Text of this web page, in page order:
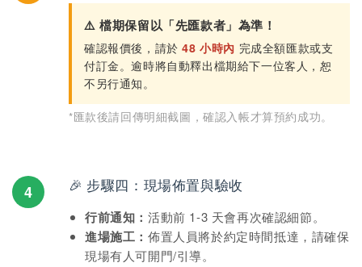
⚠️ 檔期保留以「先匯款者」為準！
確認報價後，請於48 小時內 完成全額匯款或支
付訂金。逾時將自動釋出檔期給下一位客人，恕
不另行通知。
*匯款後請回傳明細截圖，確認入帳才算預約成功。
4 🎉 步驟四：現場佈置與驗收
行前通知： 活動前 1-3 天會再次確認細節。
進場施工： 佈置人員將於約定時間抵達，請確保
現場有人可開門/引導。